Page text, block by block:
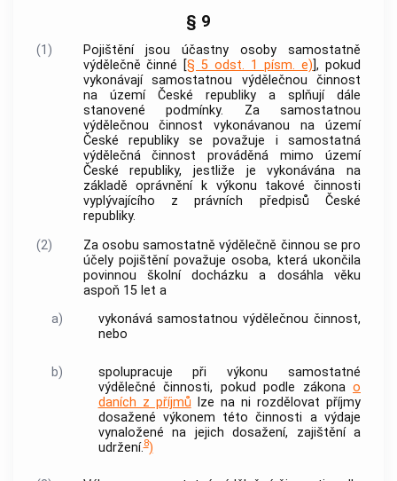
§ 9
(1)
Pojištění jsou účastny osoby samostatně
výdělečně činné [§ 5 odst. 1 písm. e)], pokud
vykonávají samostatnou výdělečnou činnost
na území České republiky a splňují dále
stanovené podmínky. Za samostatnou
výdělečnou činnost vykonávanou na území
České republiky se považuje i samostatná
výdělečná činnost prováděná mimo území
České republiky, jestliže je vykonávána na
základě oprávnění k výkonu takové činnosti
vyplývajícího z právních předpisů České
republiky.
(2)
Za osobu samostatně výdělečně činnou se pro
účely pojištění považuje osoba, která ukončila
povinnou školní docházku a dosáhla věku
aspoň 15 let a
a)
vykonává samostatnouvýdělečnou činnost,
nebo
b)
spolupracuje při výkonu samostatné
výdělečné činnosti, pokud podle zákonao
daních z příjmů lze na ni rozdělovat příjmy
dosažené výkonem této činnosti a výdaje
vynaložené na jejich dosažení, zajištění a
udržení.8)